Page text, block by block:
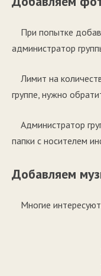
При попытке
администратор
Лимит на
группе, нужно
Администратор
папки с носителем
Добавляем
Многие